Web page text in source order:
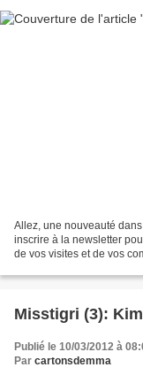
Allez, une nouveauté
inscrire à la newsletter
de vos visites et de vos
Misstigri (3):
Publié le 10/03/2012 à
Par cartonsdemma